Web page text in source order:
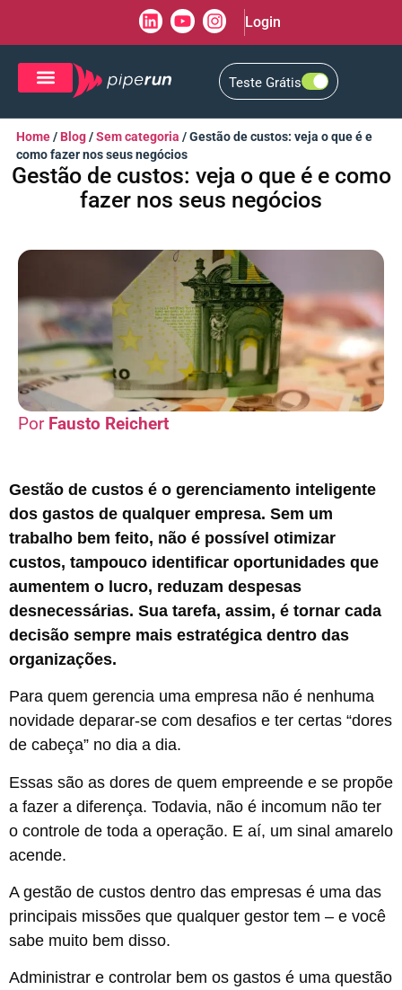
Login
Teste Grátis
Home/ Blog/Sem categoria /Gestão de custos: veja o que é e
como fazer nos seus negócios
Gestão de custos: veja o que é e como
fazer nos seus negócios
Fausto Reichert
Gestão de custos é o gerenciamento inteligente
dos gastos de qualquer empresa. Sem um
trabalho bem feito, não é possível otimizar
custos, tampouco identificar oportunidades que
aumentem o lucro, reduzam despesas
desnecessárias. Sua tarefa, assim, é tornar cada
decisão sempre mais estratégica dentro das
organizações.
Para quem gerencia uma empresa não é nenhuma
novidade deparar-se com desafios e ter certas “dores
de cabeça” no dia a dia.
Essas são as dores de quem empreende e se propõe
a fazer a diferença. Todavia, não é incomum não ter
o controle de toda a operação. E aí, um sinal amarelo
acende.
A gestão de custos dentro das empresas é uma das
principais missões que qualquer gestor tem – e você
sabe muito bem disso.
Administrar e controlar bem os gastos é uma questão